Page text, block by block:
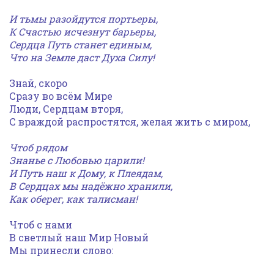
И тьмы разойдутся портьеры,
К Счастью исчезнут барьеры,
Сердца Путь станет единым,
Что на Земле даст Духа Силу!
Знай, скоро
Сразу во всём Мире
Люди, Сердцам вторя,
С враждой распростятся, желая жить с миром,
Чтоб рядом
Знанье с Любовью царили!
И Путь наш к Дому, к Плеядам,
В Сердцах мы надёжно хранили,
Как оберег, как талисман!
Чтоб с нами
В светлый наш Мир Новый
Мы принесли слово: